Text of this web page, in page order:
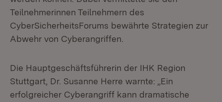
Teilnehmerinnen Teilnehmern des
CyberSicherheitsForums bewährte Strategien zur
Abwehr von Cyberangriffen.
Die Hauptgeschäftsführerin der IHK Region
Stuttgart, Dr. Susanne Herre warnte: „Ein
erfolgreicher Cyberangriff kann dramatische